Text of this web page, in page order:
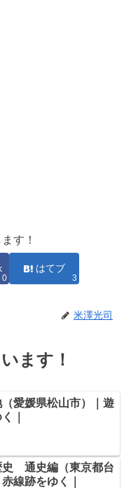
す！
0
はてブ
3
米澤光司
ます！
愛媛県松山市）｜遊
｜
史 通史編（東京都台
線跡をゆく｜